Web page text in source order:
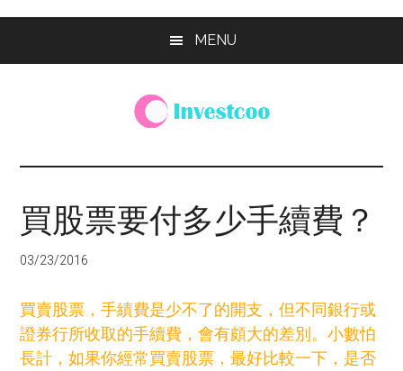
MENU
Investcoo
個
活
的
資
網
站
買股票要付多少手續費？
03/23/2016
買賣股票，手績費是少不了的開支，但不同銀行或
證券行所收取的手續費，會有頗大的差別。小數怕
長計，如果你經常買賣股票，最好比較一下，是否